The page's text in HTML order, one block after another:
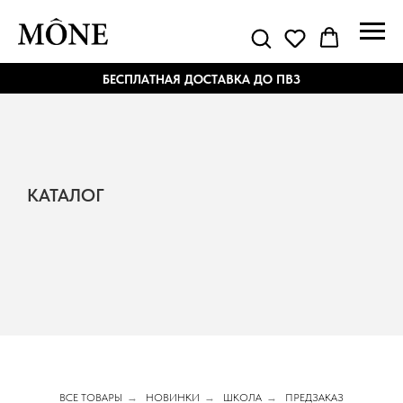
БЕСПЛАТНАЯ ДОСТАВКА ДО ПВЗ
КАТАЛОГ
ВСЕ ТОВАРЫ → НОВИНКИ → ШКОЛА → ПРЕДЗАКАЗ